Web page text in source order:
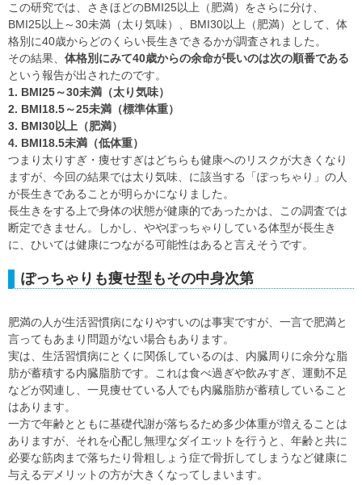
この研究では、さきほどのBMI25以上（肥満）をさらに分け、
BMI25以上～30未満（太り気味）、BMI30以上（肥満）として、体
格別に40歳からどのくらい長生きできるかが調査されました。
その結果、 体格別にみて40歳からの余命が長いのは次の順番である
という報告が出されたのです。
1. BMI25～30未満（太り気味）
2. BMI18.5～25未満（標準体重）
3. BMI30以上（肥満）
4. BMI18.5未満（低体重）
つまり太りすぎ・痩せすぎはどちらも健康へのリスクが大きくなり
ますが、今回の結果では太り気味、に該当する「ぽっちゃり」の人
が長生きであることが明らかになりました。
長生きをする上で身体の状態が健康的であったかは、この調査では
断定できません。しかし、ややぽっちゃりしている体型が長生き
に、ひいては健康につながる可能性はあると言えそうです。
ぽっちゃりも痩せ型もその中身次第
肥満の人が生活習慣病になりやすいのは事実ですが、一言で肥満と
言ってもあまり問題がない場合もあります。
実は、生活習慣病にとくに関係しているのは、内臓周りに余分な脂
肪が蓄積する内臓脂肪です。これは食べ過ぎや飲みすぎ、運動不足
などが関連し、一見痩せている人でも内臓脂肪が蓄積していること
はあります。
一方で年齢とともに基礎代謝が落ちるため多少体重が増えることは
ありますが、それを心配し無理なダイエットを行うと、年齢と共に
必要な筋肉まで落ちたり骨粗しょう症で骨折してしまうなど健康に
与えるデメリットの方が大きくなってしまいます。